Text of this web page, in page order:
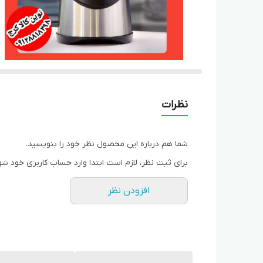
نظرات
شما هم درباره این محصول نظر خود را بنویسید.
برای ثبت نظر، لازم است ابتدا وارد حساب کاربری خود
افزودن نظر